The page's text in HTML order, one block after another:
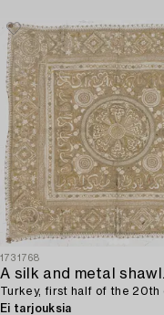
1731768
Turkey, first half of the 20th
Ei tarjouksia